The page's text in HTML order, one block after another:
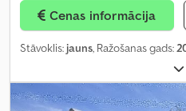
Cenas informācija
Stāvoklis: jauns, Ražošanas gads: